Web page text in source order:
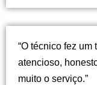
“O técnico fez
atencioso,
muito o serviço.”